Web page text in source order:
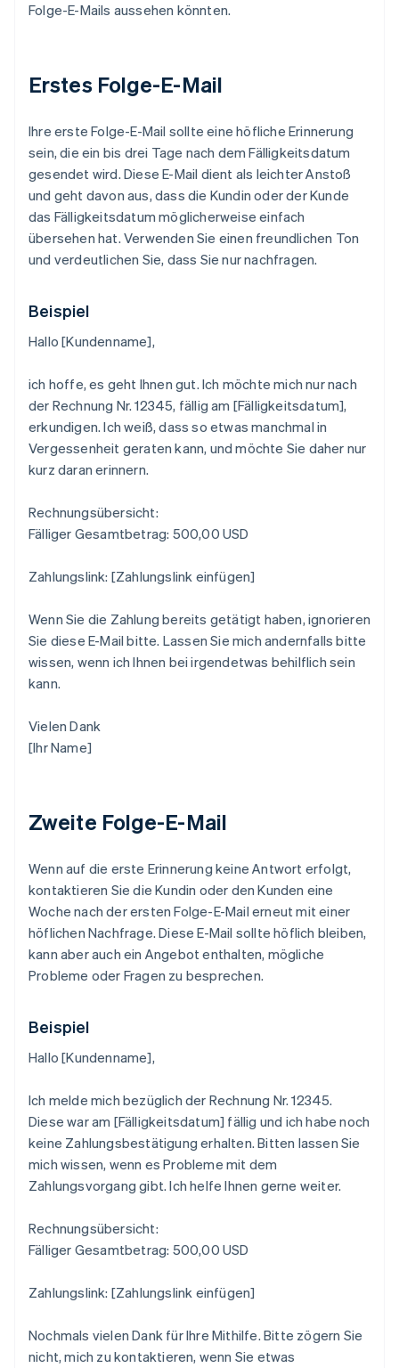
Folge-E-Mails aussehen könnten.
Erstes Folge-E-Mail
Ihre erste Folge-E-Mail sollte eine höfliche Erinnerung
sein, die ein bis drei Tage nach dem Fälligkeitsdatum
gesendet wird. Diese E-Mail dient als leichter Anstoß
und geht davon aus, dass die Kundin oder der Kunde
das Fälligkeitsdatum möglicherweise einfach
übersehen hat. Verwenden Sie einen freundlichen Ton
und verdeutlichen Sie, dass Sie nur nachfragen.
Beispiel
Hallo [Kundenname],
ich hoffe, es geht Ihnen gut. Ich möchte mich nur nach
der Rechnung Nr. 12345, fällig am [Fälligkeitsdatum],
erkundigen. Ich weiß, dass so etwas manchmal in
Vergessenheit geraten kann, und möchte Sie daher nur
kurz daran erinnern.
Rechnungsübersicht:
Fälliger Gesamtbetrag: 500,00 USD
Zahlungslink: [Zahlungslink einfügen]
Wenn Sie die Zahlung bereits getätigt haben, ignorieren
Sie diese E-Mail bitte. Lassen Sie mich andernfalls bitte
wissen, wenn ich Ihnen bei irgendetwas behilflich sein
kann.
Vielen Dank
[Ihr Name]
Zweite Folge-E-Mail
Wenn auf die erste Erinnerung keine Antwort erfolgt,
kontaktieren Sie die Kundin oder den Kunden eine
Woche nach der ersten Folge-E-Mail erneut mit einer
höflichen Nachfrage. Diese E-Mail sollte höflich bleiben,
kann aber auch ein Angebot enthalten, mögliche
Probleme oder Fragen zu besprechen.
Beispiel
Hallo [Kundenname],
Ich melde mich bezüglich der Rechnung Nr. 12345.
Diese war am [Fälligkeitsdatum] fällig und ich habe noch
keine Zahlungsbestätigung erhalten. Bitten lassen Sie
mich wissen, wenn es Probleme mit dem
Zahlungsvorgang gibt. Ich helfe Ihnen gerne weiter.
Rechnungsübersicht:
Fälliger Gesamtbetrag: 500,00 USD
Zahlungslink: [Zahlungslink einfügen]
Nochmals vielen Dank für Ihre Mithilfe. Bitte zögern Sie
nicht, mich zu kontaktieren, wenn Sie etwas